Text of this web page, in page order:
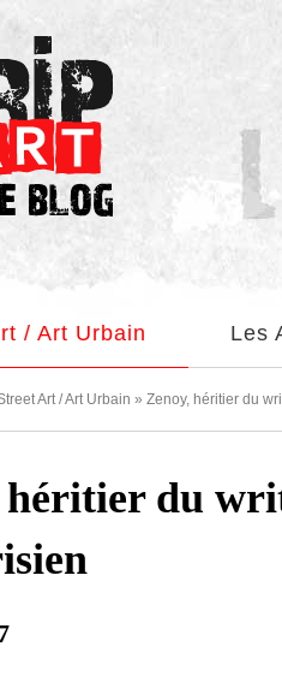
/ Art Urbain Les
Art / Art Urbain » Zenoy, héritier du
héritier du